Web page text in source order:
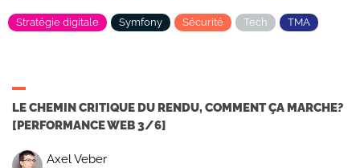
Stratégie digitale Symfony Sécurité Tech TMA
LE CHEMIN CRITIQUE DU RENDU, COMMENT ÇA MARCHE?
[PERFORMANCE WEB 3/6]
Axel Veber